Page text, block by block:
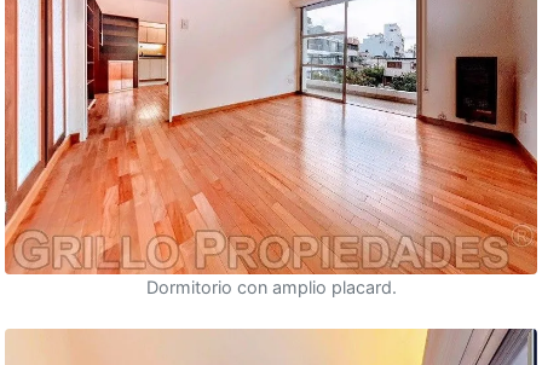
Dormitorio con amplio placard.